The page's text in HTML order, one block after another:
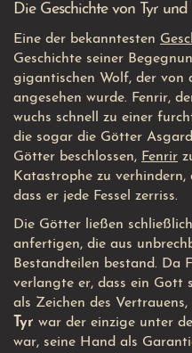
Die Geschichte von Tyr
Eine der bekanntesten
Geschichte seiner
gigantischen Wolf, der von
angesehen wurde. Fenrir,
wuchs schnell zu einer
die sogar die Götter
Götter beschlossen, Fenrir
Katastrophe zu
dass er jede Fessel zerriss.
Die Götter ließen
anfertigen, die aus
Bestandteilen bestand. Da
verlangte er, dass ein Gott
als Zeichen des
Tyr war der einzige unter
war, seine Hand als